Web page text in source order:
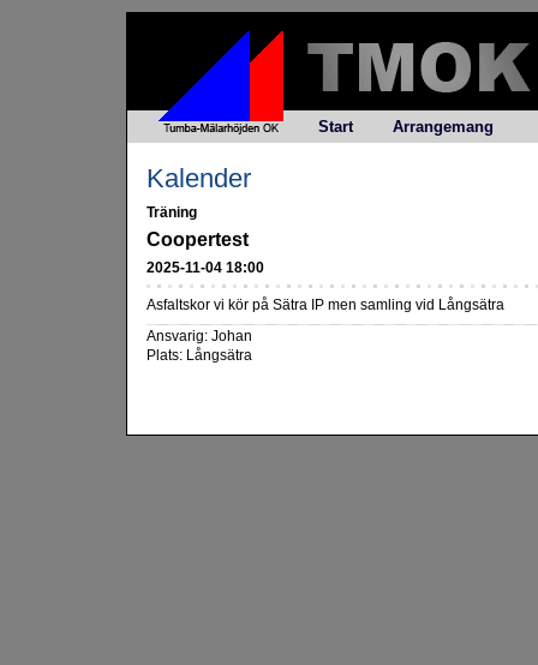
Start Arrangemang
Kalender
Träning
Coopertest
2025-11-04 18:00
Asfaltskor vi kör på Sätra IP men samling vid Långsätra
Ansvarig: Johan
Plats: Långsätra